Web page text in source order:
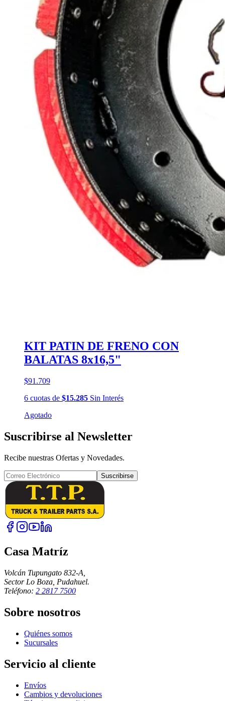
KIT PATIN DE FRENO CON
BALATAS 8x16,5"
$91.709
6 cuotas de $15.285 Sin Interés
Agotado
Suscribirse al Newsletter
Recibe nuestras Ofertas y Novedades.
Suscribirse
Casa Matríz
Volcán Tupungato 832-A,
Sector Lo Boza, Pudahuel.
Teléfono: 2 2817 7500
Sobre nosotros
Quiénes somos
Sucursales
Servicio al cliente
Envíos
Cambios y devoluciones